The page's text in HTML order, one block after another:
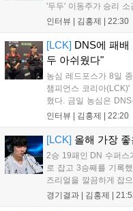
'두두' 이동주가 승리
다. 먼저 오랜만의 2:0
인터뷰 | 김홍제 22:30
[LCK] DNS에 패배
두 아쉬웠다"
농심 레드포스가 8일
챔피언스 코리아
혔다. 금일 농심은
패를 당하고 말았다. 이
인규 감독 : 모든 경...
인터뷰 | 김홍제 22:20
[LCK] 올해 가장
2승 19패인 DN 수퍼스
로 잡고 3승째를 기록
즈리얼을 깔끔하게 잡
웃'의 신드라가 맹활약
경기결과 | 김홍제